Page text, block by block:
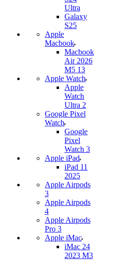
Ultra
Galaxy
S25
Apple
Macbook
Macbook
Air 2026
M5 13
Apple Watch
Apple
Watch
Ultra 2
Google Pixel
Watch
Google
Pixel
Watch 3
Apple iPad
iPad 11
2025
Apple Airpods
3
Apple Airpods
4
Apple Airpods
Pro 3
Apple iMac
iMac 24
2023 M3